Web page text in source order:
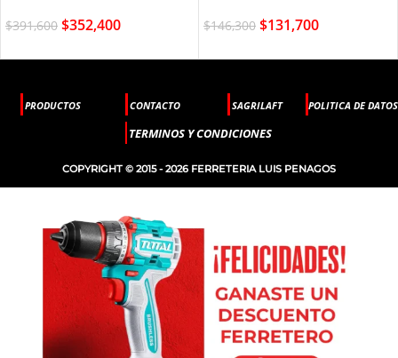
$391,600 $352,400 $146,300 $131,700
PRODUCTOS CONTACTO SAGRILAFT POLITICA DE DATOS
TERMINOS Y CONDICIONES
COPYRIGHT © 2015 - 2026 FERRETERIA LUIS PENAGOS